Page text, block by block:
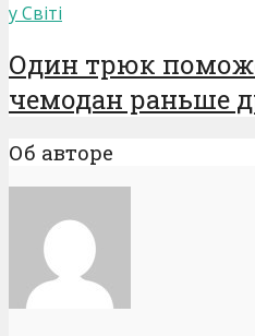
у Світі
Один трюк
чемодан раньше
Об авторе